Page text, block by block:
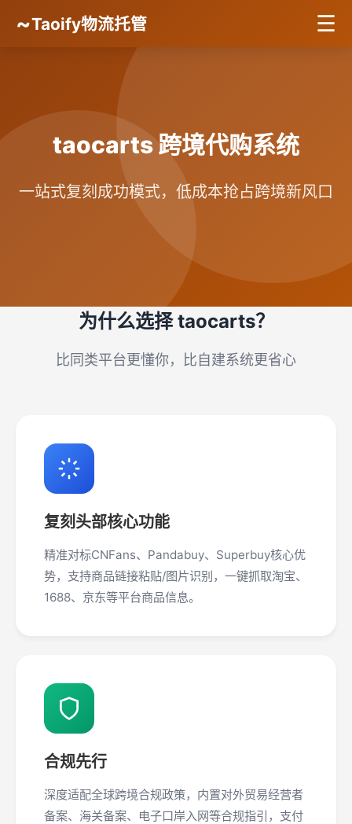
~Taoify物流托管 ☰
taocarts 跨境代购系统
一站式复刻成功模式，低成本抢占跨境新风口
为什么选择 taocarts？
比同类平台更懂你，比自建系统更省心
复刻头部核心功能
精准对标CNFans、Pandabuy、Superbuy核心优
势，支持商品链接粘贴/图片识别，一键抓取淘宝、
1688、京东等平台商品信息。
合规先行
深度适配全球跨境合规政策，内置对外贸易经营者
备案、海关备案、电子口岸入网等合规指引，支付